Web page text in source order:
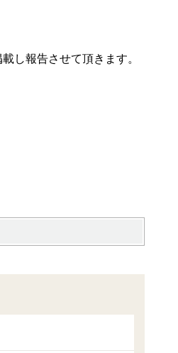
し報告させて頂きます。